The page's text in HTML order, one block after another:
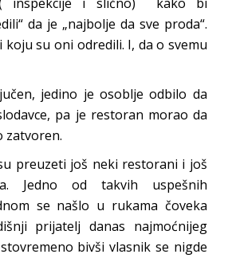
da je „najbolje da sve proda“.
koju su oni odredili. I, da o svemu
jedino je osoblje odbilo da
pa je restoran morao da
zatvoren.
preuzeti još neki restorani i još
Jedno od takvih uspešnih
se našlo u rukama čoveka
prijatelj danas najmoćnijeg
bivši vlasnik se nigde